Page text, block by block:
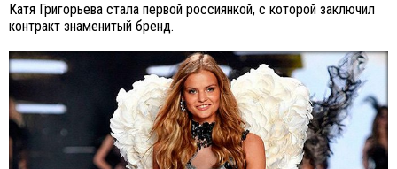
Катя Григорьева стала первой россиянкой, с которой заключил
контракт знаменитый бренд.